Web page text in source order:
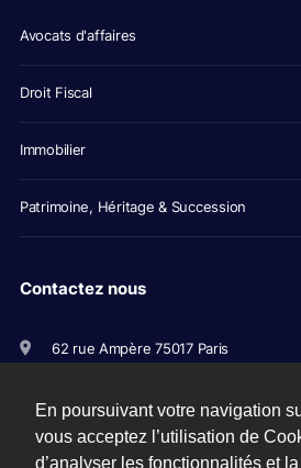
En poursuivant votre navigation
vous acceptez l’utilisation de
d’analyser les fonctionnalités et la
Avocats d'affaires
Droit Fiscal
Immobilier
Patrimoine, Héritage & Succession
Contactez nous
62 rue Ampère 75017 Paris
+33(0)1 56 79 11 00
avocats@picovschi.com